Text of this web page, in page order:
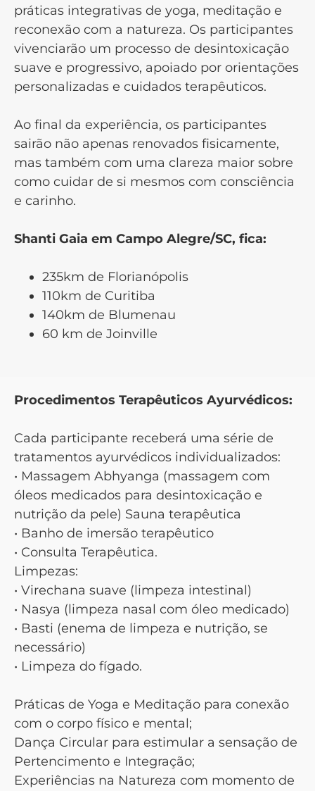
práticas integrativas de yoga, meditação e
reconexão com a natureza. Os participantes
vivenciarão um processo de desintoxicação
suave e progressivo, apoiado por orientações
personalizadas e cuidados terapêuticos.
Ao final da experiência, os participantes
sairão não apenas renovados fisicamente,
mas também com uma clareza maior sobre
como cuidar de si mesmos com consciência
e carinho.
Shanti Gaia em Campo Alegre/SC, fica:
235km de Florianópolis
110km de Curitiba
140km de Blumenau
60 km de Joinville
Procedimentos Terapêuticos Ayurvédicos:
Cada participante receberá uma série de
tratamentos ayurvédicos individualizados:
• Massagem Abhyanga (massagem com
óleos medicados para desintoxicação e
nutrição da pele) Sauna terapêutica
• Banho de imersão terapêutico
• Consulta Terapêutica.
Limpezas:
• Virechana suave (limpeza intestinal)
• Nasya (limpeza nasal com óleo medicado)
• Basti (enema de limpeza e nutrição, se
necessário)
• Limpeza do fígado.
Práticas de Yoga e Meditação para conexão
com o corpo físico e mental;
Dança Circular para estimular a sensação de
Pertencimento e Integração;
Experiências na Natureza com momento de